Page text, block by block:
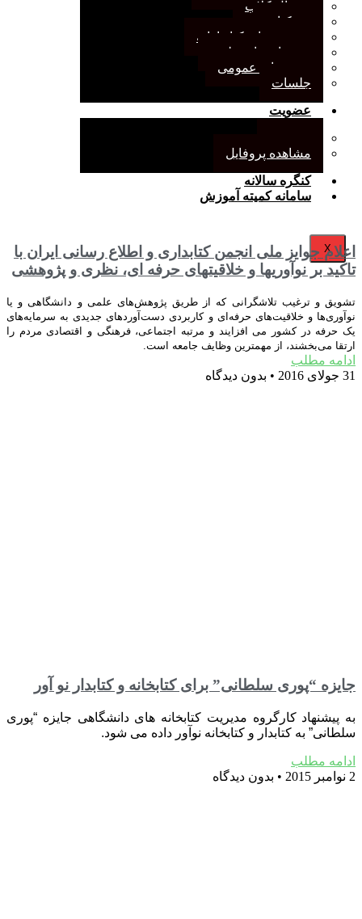
ژورنال کلاب
نقد کتاب
دورهمی‌های کتابدارانه
سخنرانی‌های علمی
مجمع‌های عمومی
جلسات
عضویت
مشاهده پروفایل
کنگره سالانه
سامانه کمیته آموزش
X
اعلام جوایز ملی انجمن کتابداری و اطلاع رسانی ایران با
تاکید بر نوآوریها و خلاقیتهای حرفه ای، نظری و پژوهشی
تشویق و ترغیب تلاشگرانی که از طریق پژوهشهای علمی و دانشگاهی و یا
نوآوریها و خلاقیتهای حرفهای و کاربردی دستآوردهای جدیدی به سرمایههای
یک حرفه در کشور می افزایند و مرتبه اجتماعی، فرهنگی و اقتصادی مردم را
ارتقا می‌بخشند، از مهمترین وظایف جامعه است.
ادامه مطلب
31 جولای 2016
بدون دیدگاه
جایزه “پوری سلطانی” برای کتابخانه و کتابدار نو آور
به پیشنهاد کارگروه مدیریت کتابخانه های دانشگاهی جایزه “پوری
سلطانی” به کتابدار و کتابخانه نوآور داده می شود.
ادامه مطلب
2 نوامبر 2015
بدون دیدگاه